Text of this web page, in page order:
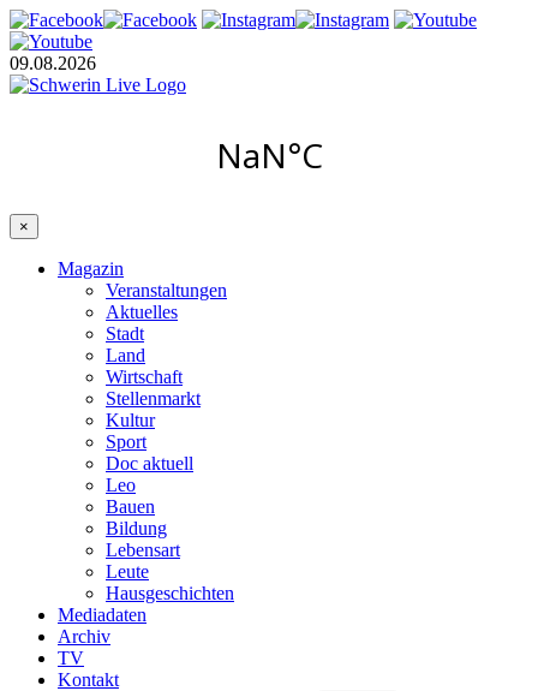
09.08.2026
×
Magazin
Veranstaltungen
Aktuelles
Stadt
Land
Wirtschaft
Stellenmarkt
Kultur
Sport
Doc aktuell
Leo
Bauen
Bildung
Lebensart
Leute
Hausgeschichten
Mediadaten
Archiv
TV
Kontakt